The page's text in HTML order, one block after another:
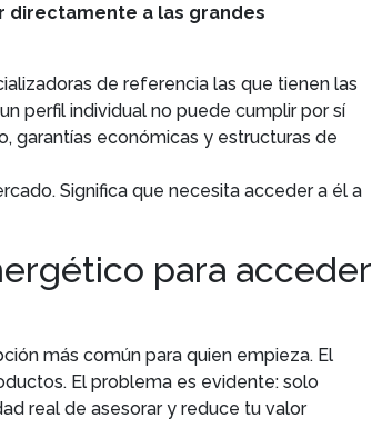
directamente a las grandes
de referencia las que tienen las
perfil individual no puede cumplir por sí
garantías económicas y estructuras de
Significa que necesita acceder a él a
para acceder
más común para quien empieza. El
El problema es evidente: solo
real de asesorar y reduce tu valor